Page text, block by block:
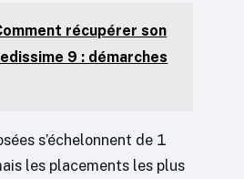
récupérer son
9 : démarches
s’échelonnent de 1
les placements les plus